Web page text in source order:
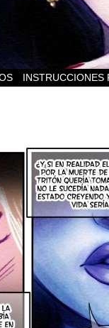
INSTRUCCIONES